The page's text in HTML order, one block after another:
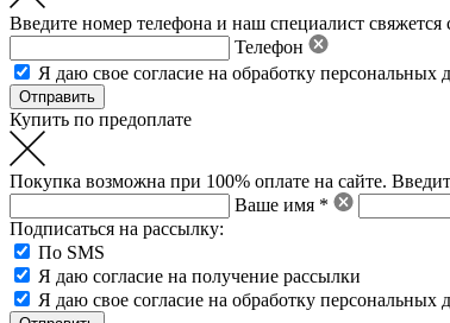
Введите номер телефона и наш специалист свяжется
Телефон
Я даю свое согласие на обработку персональных
Купить по предоплате
Покупка возможна при 100% оплате на сайте.
Ваше имя *
Подписаться на рассылку:
По SMS
Я даю согласие на получение рассылки
Я даю свое согласие на обработку персональных